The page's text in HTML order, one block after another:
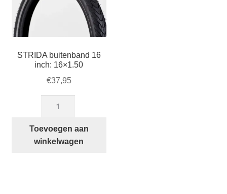
STRIDA buitenband 16
inch: 16×1.50
€37,95
16
inch:
Toevoegen aan
winkelwagen